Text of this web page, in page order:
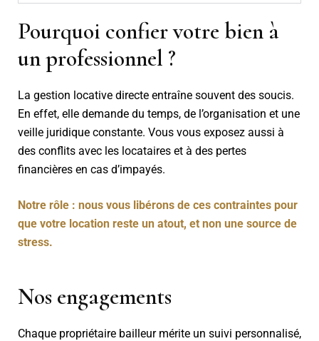
Pourquoi confier votre bien à
un professionnel ?
La gestion locative directe entraîne souvent des soucis.
En effet, elle demande du temps, de l’organisation et une
veille juridique constante. Vous vous exposez aussi à
des conflits avec les locataires et à des pertes
financières en cas d’impayés.
Notre rôle : nous vous libérons de ces contraintes pour
que votre location reste un atout, et non une source de
stress.
Nos engagements
Chaque propriétaire bailleur mérite un suivi personnalisé,